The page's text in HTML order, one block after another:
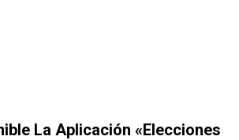
La Aplicación «Elecciones